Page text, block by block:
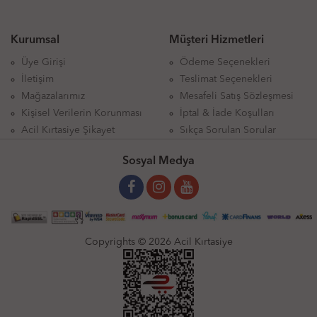
Kurumsal
Üye Girişi
İletişim
Mağazalarımız
Kişisel Verilerin Korunması
Acil Kırtasiye Şikayet
Müşteri Hizmetleri
Ödeme Seçenekleri
Teslimat Seçenekleri
Mesafeli Satış Sözleşmesi
İptal & İade Koşulları
Sıkça Sorulan Sorular
Sosyal Medya
Copyrights © 2026 Acil Kırtasiye